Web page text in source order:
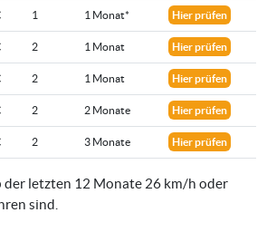
1 1 Monat* Hier prüfen
2 1 Monat Hier prüfen
2 1 Monat Hier prüfen
2 2 Monate Hier prüfen
2 3 Monate Hier prüfen
der letzten 12 Monate 26 km/h oder
sind.